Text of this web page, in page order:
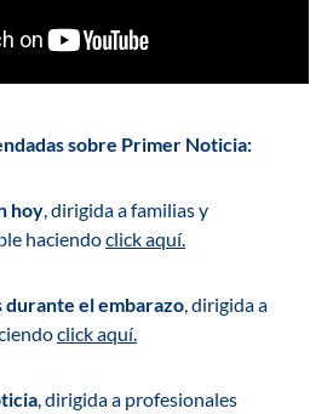
sobre Primer Noticia:
hoy, dirigida a familias y
haciendoclick aquí.
durante el embarazo, dirigida a
click aquí.
, dirigida a profesionales